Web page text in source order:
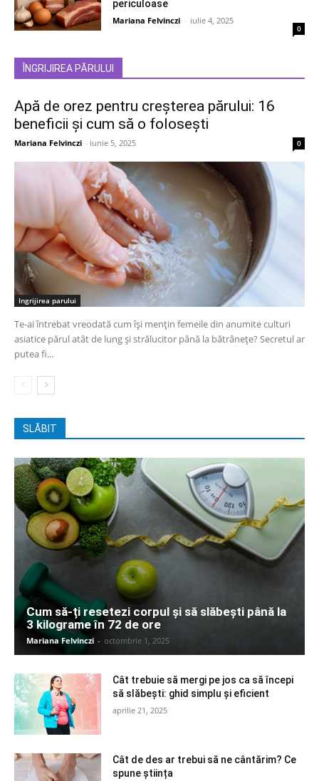
periculoase
Mariana Felvinczi - iulie 4, 2025
0
ÎNGRIJIREA PĂRULUI
Apă de orez pentru creșterea părului: 16
beneficii și cum să o folosești
Mariana Felvinczi - iunie 5, 2025 0
Ingrijirea parului
Te-ai întrebat vreodată cum își mențin femeile din anumite culturi
asiatice părul atât de lung și strălucitor până la bătrânețe? Secretul ar
putea fi...
SLĂBIT
Cum să-ți resetezi corpul și să slăbești până la
3 kilograme în 72 de ore
Mariana Felvinczi - octombrie 1, 2025
Cât trebuie să mergi pe jos ca să începi
să slăbești: ghid simplu și eficient
aprilie 21, 2025
Cât de des ar trebui să ne cântărim? Ce
spune știința